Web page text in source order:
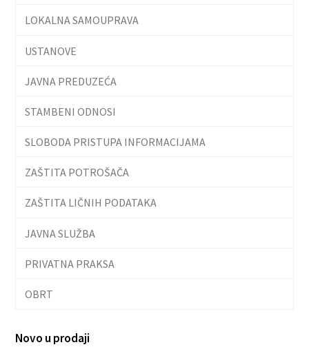
LOKALNA SAMOUPRAVA
USTANOVE
JAVNA PREDUZEĆA
STAMBENI ODNOSI
SLOBODA PRISTUPA INFORMACIJAMA
ZAŠTITA POTROŠAČA
ZAŠTITA LIČNIH PODATAKA
JAVNA SLUŽBA
PRIVATNA PRAKSA
OBRT
Novo u prodaji